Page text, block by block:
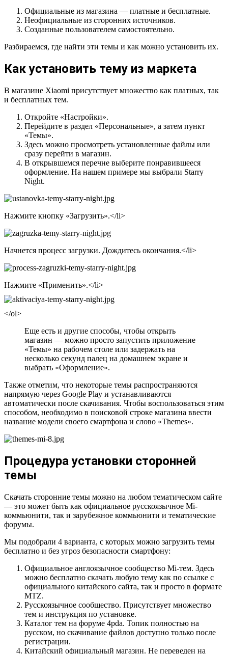
Официальные из магазина — платные и бесплатные.
Неофициальные из сторонних источников.
Созданные пользователем самостоятельно.
Разбираемся, где найти эти темы и как можно установить их.
Как установить тему из маркета
В магазине Xiaomi присутствует множество как платных, так
и бесплатных тем.
Откройте «Настройки».
Перейдите в раздел «Персональные», а затем пункт
«Темы».
Здесь можно просмотреть установленные файлы или
сразу перейти в магазин.
В открывшемся перечне выберите понравившееся
оформление. На нашем примере мы выбрали Starry
Night.
Нажмите кнопку «Загрузить».</li>
Начнется процесс загрузки. Дождитесь окончания.</li>
Нажмите «Применить».</li>
</ol>
Еще есть и другие способы, чтобы открыть
магазин — можно просто запустить приложение
«Темы» на рабочем столе или задержать на
несколько секунд палец на домашнем экране и
выбрать «Оформление».
Также отметим, что некоторые темы распространяются
напрямую через Google Play и устанавливаются
автоматически после скачивания. Чтобы воспользоваться этим
способом, необходимо в поисковой строке магазина ввести
название модели своего смартфона и слово «Themes».
Процедура установки сторонней
темы
Скачать сторонние темы можно на любом тематическом сайте
— это может быть как официальное русскоязычное Mi-
коммьюнити, так и зарубежное коммьюнити и тематические
форумы.
Мы подобрали 4 варианта, с которых можно загрузить темы
бесплатно и без угроз безопасности смартфону:
Официальное англоязычное сообщество Mi-тем. Здесь
можно бесплатно скачать любую тему как по ссылке с
официального китайского сайта, так и просто в формате
MTZ.
Русскоязычное сообщество. Присутствует множество
тем и инструкция по установке.
Каталог тем на форуме 4pda. Топик полностью на
русском, но скачивание файлов доступно только после
регистрации.
Китайский официальный магазин. Не переведен на